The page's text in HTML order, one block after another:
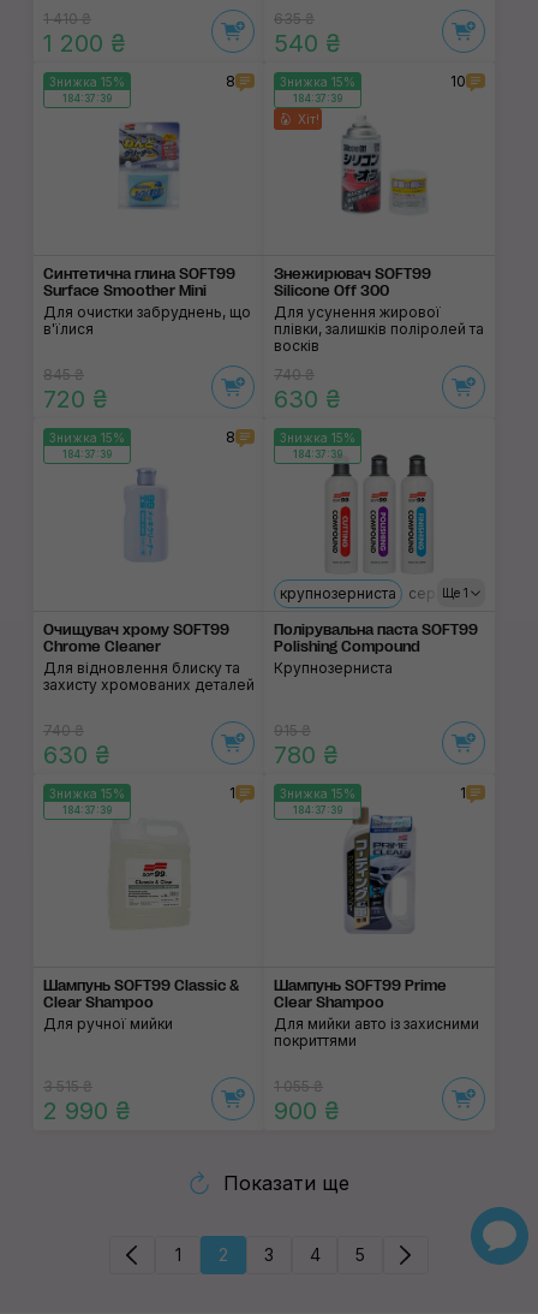
1 410 ₴
1 200 ₴
635 ₴
540 ₴
Знижка 15%
184:37:38
8
Синтетична глина SOFT99
Surface Smoother Mini
Для очистки забруднень, що
в'їлися
845 ₴
720 ₴
Знижка 15%
184:37:38
Хіт!
10
Знежирювач SOFT99
Silicone Off 300
Для усунення жирової
плівки, залишків поліролей та
восків
740 ₴
630 ₴
Знижка 15%
184:37:38
8
Очищувач хрому SOFT99
Chrome Cleaner
Для відновлення блиску та
захисту хромованих деталей
740 ₴
630 ₴
Знижка 15%
184:37:38
Ще 1
крупнозерниста
Полірувальна паста SOFT99
Polishing Compound
Крупнозерниста
915 ₴
780 ₴
Знижка 15%
184:37:38
1
Шампунь SOFT99 Classic &
Clear Shampoo
Для ручної мийки
3 515 ₴
2 990 ₴
Знижка 15%
184:37:38
1
Шампунь SOFT99 Prime
Clear Shampoo
Для мийки авто із захисними
покриттями
1 055 ₴
900 ₴
Показати ще
1 2 3 4 5